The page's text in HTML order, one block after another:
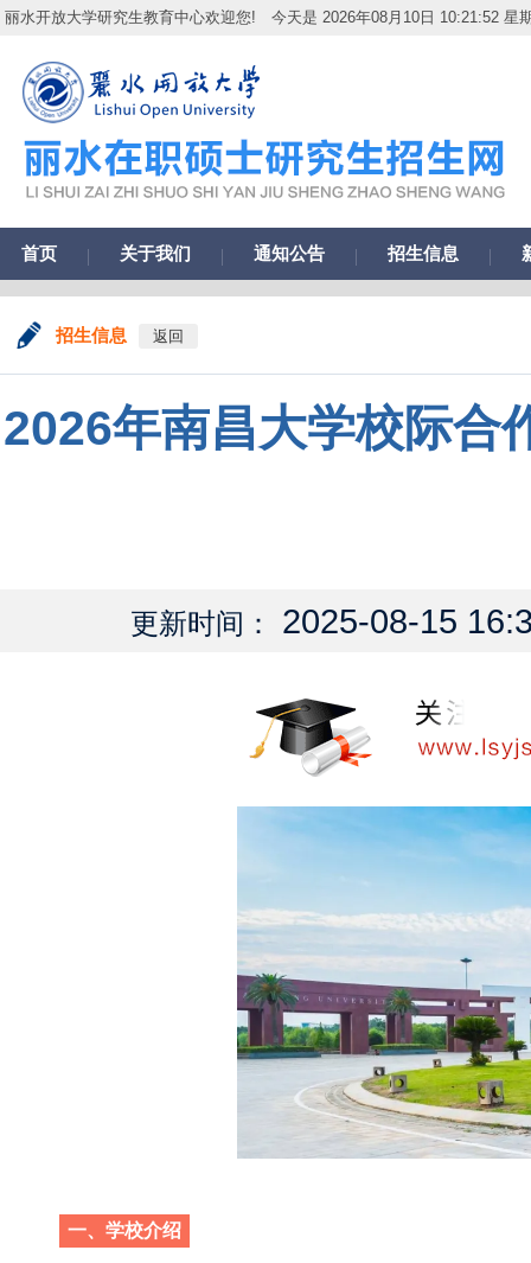
丽水开放大学研究生教育中心欢迎您! 今天是 2026年08月10日 10:21:53 星
首页 关于我们 通知公告 招生信息
招生信息 返回
2026年南昌大学校际合
更新时间： 2025-08-15
一、学校介绍